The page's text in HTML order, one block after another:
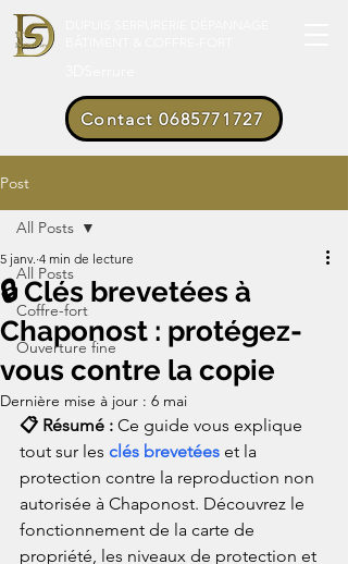
Contact 0685771727
Post
All Posts
Coffre-fort
Ouverture fine
All Posts
🔒 Clés brevetées à
Chaponost : protégez-
vous contre la copie
5 janv. 4 min de lecture
Dernière mise à jour : 6 mai
📋 Résumé : Ce guide vous explique
tout sur les clés brevetées et la
protection contre la reproduction non
autorisée à Chaponost. Découvrez le
fonctionnement de la carte de
propriété, les niveaux de protection et